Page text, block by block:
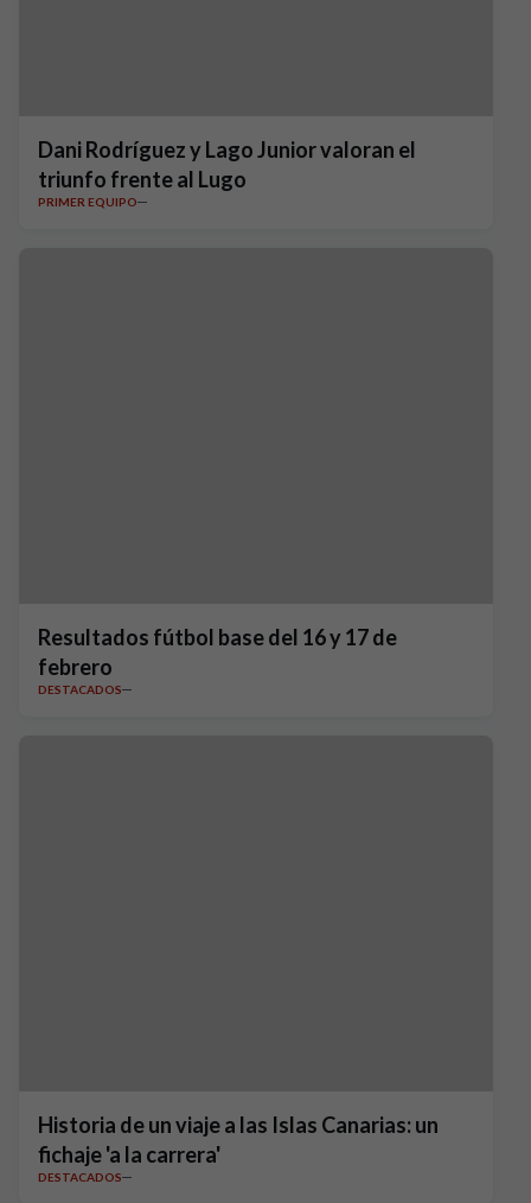
Dani Rodríguez y Lago Junior valoran el
triunfo frente al Lugo
PRIMER EQUIPO
Resultados fútbol base del 16 y 17 de
febrero
DESTACADOS
Historia de un viaje a las Islas Canarias: un
fichaje 'a la carrera'
DESTACADOS